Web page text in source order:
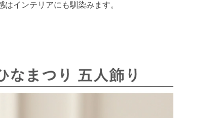
インテリアにも馴染みます。